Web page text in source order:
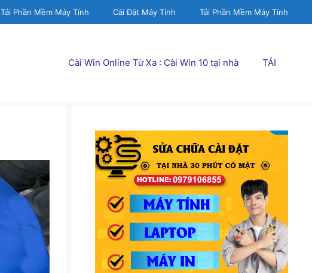
Tải Phần Mềm Máy Tính Cài Đặt Máy Tính Tải Phần Mềm Máy Tính
Cài Win Online Từ Xa : Cài Win 10 tại nhà TẢI